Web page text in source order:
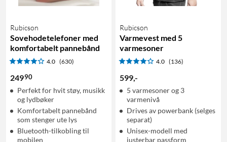
Rubicson
Sovehodetelefoner med
komfortabelt pannebånd
4.0 (630)
24990
Perfekt for hvit støy, musikk
og lydbøker
Komfortabelt pannebånd
som stenger ute lys
Bluetooth-tilkobling til
mobilen
Rubicson
Varmevest med 5
varmesoner
4.0 (136)
599,-
5 varmesoner og 3
varmenivå
Drives av powerbank (selges
separat)
Unisex-modell med
justerbar passform